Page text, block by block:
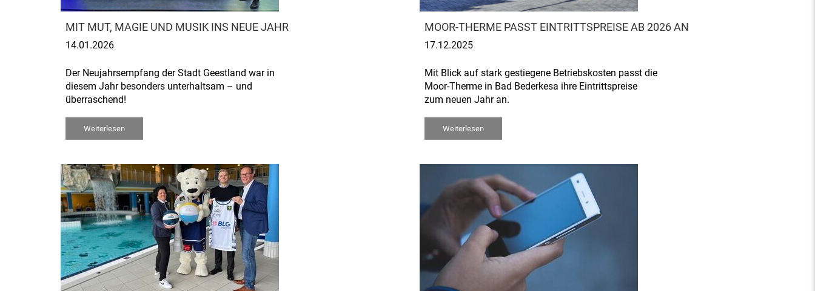
MIT MUT, MAGIE UND MUSIK INS NEUE JAHR
14.01.2026
Der Neujahrsempfang der Stadt Geestland war in
diesem Jahr besonders unterhaltsam – und
überraschend!
Weiterlesen
MOOR-THERME PASST EINTRITTSPREISE AB 2026 AN
17.12.2025
Mit Blick auf stark gestiegene Betriebskosten passt die
Moor-Therme in Bad Bederkesa ihre Eintrittspreise
zum neuen Jahr an.
Weiterlesen